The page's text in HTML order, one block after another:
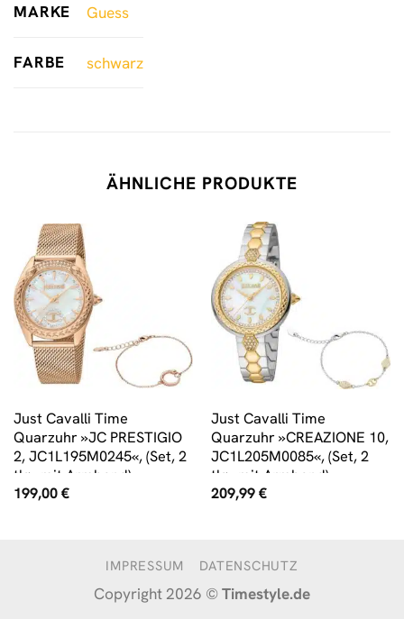
MARKE Guess
FARBE schwarz
ÄHNLICHE PRODUKTE
Just Cavalli Time
Quarzuhr »JC PRESTIGIO
2, JC1L195M0245«, (Set, 2
tlg., mit Armband)
199,00€
Just Cavalli Time
Quarzuhr »CREAZIONE 10,
JC1L205M0085«, (Set, 2
tlg., mit Armband)
209,99€
IMPRESSUM DATENSCHUTZ
Copyright 2026 ©Timestyle.de